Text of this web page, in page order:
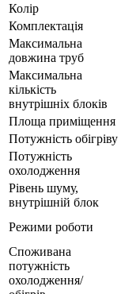
Колір
Комплектація
Максимальна
довжина труб
Максимальна
кількість
внутрішніх блоків
Площа приміщення
Потужність обігріву
Потужність
охолодження
Рівень шуму,
внутрішній блок
Режими роботи
Споживана
потужність
охолодження/